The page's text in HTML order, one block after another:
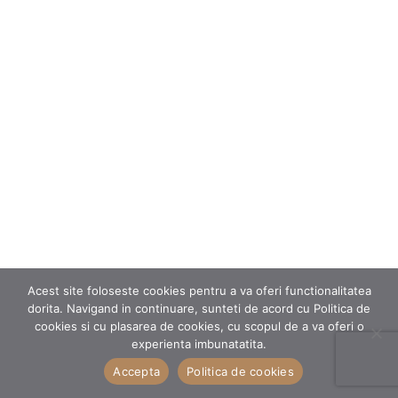
Acest site foloseste cookies pentru a va oferi functionalitatea
dorita. Navigand in continuare, sunteti de acord cu Politica de
cookies si cu plasarea de cookies, cu scopul de a va oferi o
experienta imbunatatita.
Accepta
Politica de cookies